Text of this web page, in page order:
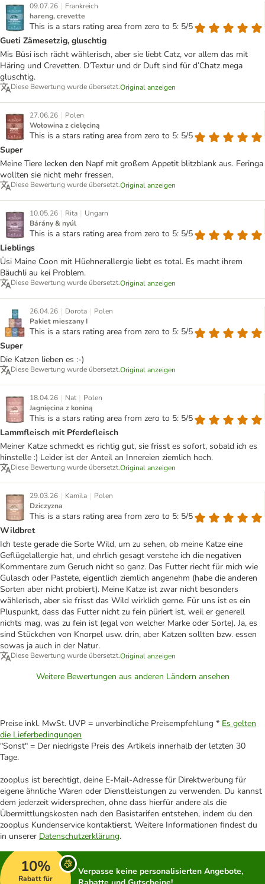
09.07.26 | Frankreich
hareng, crevette
This is a stars rating area from zero to 5: 5/5
Gueti Zämesetzig, gluschtig
Mis Büsi isch rächt wählerisch, aber sie liebt Catz, vor allem das mit
Häring und Crevetten. D’Textur und dr Duft sind für d’Chatz mega
gluschtig.
Diese Bewertung wurde übersetzt.Original anzeigen
27.06.26 | Polen
Wołowina z cielęciną
This is a stars rating area from zero to 5: 5/5
Super
Meine Tiere lecken den Napf mit großem Appetit blitzblank aus. Feringa
wollten sie nicht mehr fressen.
Diese Bewertung wurde übersetzt.Original anzeigen
10.05.26 | Rita | Ungarn
Bárány & nyúl
This is a stars rating area from zero to 5: 5/5
Lieblings
Üsi Maine Coon mit Hüehnerallergie liebt es total. Es macht ihrem
Bäuchli au kei Problem.
Diese Bewertung wurde übersetzt.Original anzeigen
26.04.26 | Dorota | Polen
Pakiet mieszany I
This is a stars rating area from zero to 5: 5/5
Super
Die Katzen lieben es :-)
Diese Bewertung wurde übersetzt.Original anzeigen
18.04.26 | Nat | Polen
Jagnięcina z koniną
This is a stars rating area from zero to 5: 5/5
Lammfleisch mit Pferdefleisch
Meiner Katze schmeckt es richtig gut, sie frisst es sofort, sobald ich es
hinstelle :) Leider ist der Anteil an Innereien ziemlich hoch.
Diese Bewertung wurde übersetzt.Original anzeigen
29.03.26 | Kamila | Polen
Dziczyzna
This is a stars rating area from zero to 5: 5/5
Wildbret
Ich teste gerade die Sorte Wild, um zu sehen, ob meine Katze eine
Geflügelallergie hat, und ehrlich gesagt verstehe ich die negativen
Kommentare zum Geruch nicht so ganz. Das Futter riecht für mich wie
Gulasch oder Pastete, eigentlich ziemlich angenehm (habe die anderen
Sorten aber nicht probiert). Meine Katze ist zwar nicht besonders
wählerisch, aber sie frisst das Wild wirklich gerne. Für uns ist es ein
Pluspunkt, dass das Futter nicht zu fein püriert ist, weil er generell
nichts mag, was zu fein ist (egal von welcher Marke oder Sorte). Ja, es
sind Stückchen von Knorpel usw. drin, aber Katzen sollten bzw. essen
sowas ja auch in der Natur.
Diese Bewertung wurde übersetzt.Original anzeigen
Weitere Bewertungen aus anderen Ländern ansehen
Preise inkl. MwSt. UVP = unverbindliche Preisempfehlung * Es gelten
die Lieferbedingungen
"Sonst" = Der niedrigste Preis des Artikels innerhalb der letzten 30
Tage.
zooplus ist berechtigt, deine E-Mail-Adresse für Direktwerbung für
eigene ähnliche Waren oder Dienstleistungen zu verwenden. Du kannst
dem jederzeit widersprechen, ohne dass hierfür andere als die
Übermittlungskosten nach den Basistarifen entstehen, indem du den
zooplus Kundenservice kontaktierst. Weitere Informationen findest du
in unserer Datenschutzerklärung.
10%
Rabatt für
Verpasse keine personalisierten Angebote,